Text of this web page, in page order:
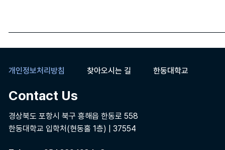
개인정보처리방침 찾아오시는 길 한동대학교
Contact Us
경상북도 포항시 북구 흥해읍 한동로 558
한동대학교 입학처(현동홀 1층) | 37554